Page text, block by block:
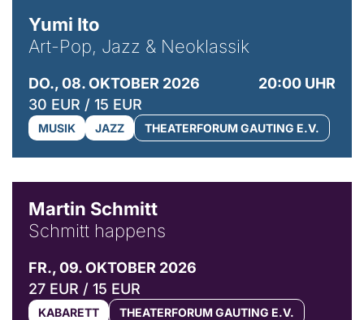
Yumi Ito
Art-Pop, Jazz & Neoklassik
DO., 08. OKTOBER 2026
20:00 UHR
30 EUR / 15 EUR
MUSIK JAZZ THEATERFORUM GAUTING E.V.
Martin Schmitt
Schmitt happens
FR., 09. OKTOBER 2026
27 EUR / 15 EUR
KABARETT THEATERFORUM GAUTING E.V.